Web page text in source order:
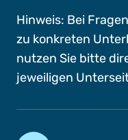
Hinweis: Bei
zu konkreten
nutzen Sie bitte
jeweiligen